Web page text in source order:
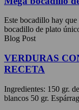
Este bocadillo hay
bocadillo de plato
Blog Post
VERDURAS
RECETA
Ingredientes: 150 gr.
blancos 50 gr.